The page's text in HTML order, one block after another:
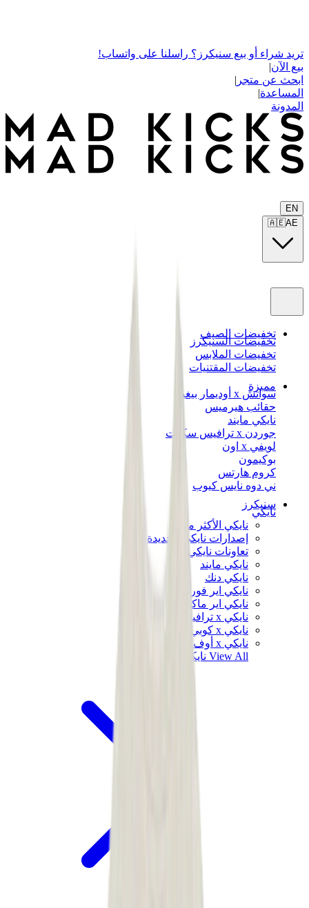
تريد شراء أو بيع سنيكرز؟ راسلنا على واتساب!
بيع الآن|
ابحث عن متجر |
المساعدة|
المدونة
EN
🇦🇪AE
تخفيضات الصيف
تخفيضات السنيكرز
تخفيضات الملابس
تخفيضات المقتنيات
مميزة
سواتش x أوديمار بيغيه
حقائب هيرميس
نايكي مايند
جوردن x ترافيس سكوت
لويفي x اون
بوكيمون
كروم هارتس
ني دوه نايس كيوب
سنيكرز
نايكي
نايكي الأكثر مبيعاً
إصدارات نايكي الجديدة
تعاونات نايكي
نايكي مايند
نايكي دنك
نايكي اير فورس 1
نايكي اير ماكس
نايكي x ترافيس سكوت
نايكي x كوبي براينت
نايكي x أوف وايت
View All نايكي